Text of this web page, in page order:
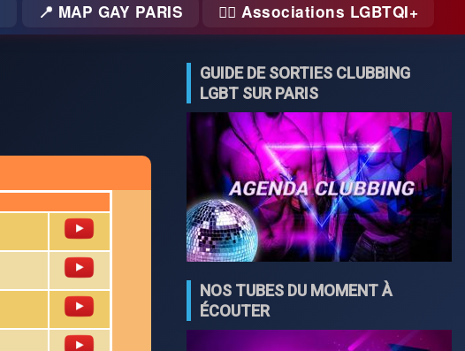
📍 MAP GAY PARIS 🏃‍♂️ Associations LGBTQI+
GUIDE DE SORTIES CLUBBING
LGBT SUR PARIS
NOS TUBES DU MOMENT À
ÉCOUTER